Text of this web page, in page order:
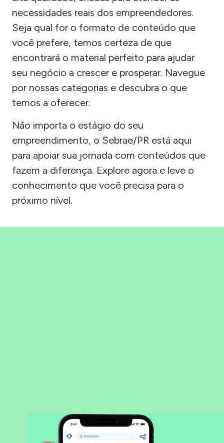
necessidades reais dos empreendedores.
Seja qual for o formato de conteúdo que
você prefere, temos certeza de que
encontrará o material perfeito para ajudar
seu negócio a crescer e prosperar. Navegue
por nossas categorias e descubra o que
temos a oferecer.
Não importa o estágio do seu
empreendimento, o Sebrae/PR está aqui
para apoiar sua jornada com conteúdos que
fazem a diferença. Explore agora e leve o
conhecimento que você precisa para o
próximo nível.